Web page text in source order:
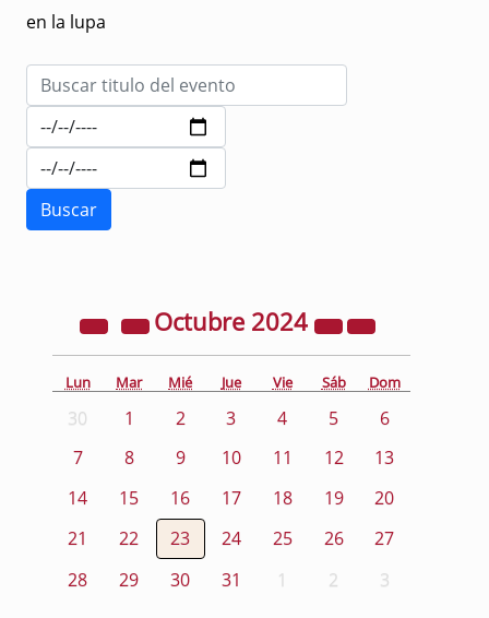
en la lupa
Octubre 2024
Lun Mar Mié Jue Vie Sáb Dom
30 1 2 3 4 5
6
7
8 9 10 11 12
13
14
15 16 17 18 19
20
21
22 23 24 25 26
27
28
29 30 31 1 2 3